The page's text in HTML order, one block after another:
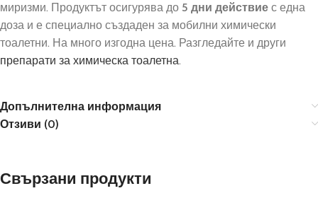
миризми. Продуктът осигурява до 5 дни действие с една
доза и е специално създаден за мобилни химически
тоалетни. На много изгодна цена. Разгледайте и други
препарати за химическа тоалетна.
Допълнителна информация
Отзиви (0)
Свързани продукти